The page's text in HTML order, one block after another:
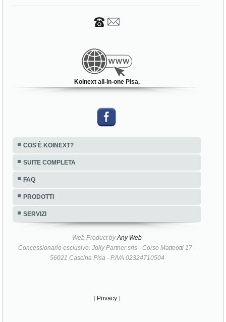
Koinext all-in-one Pisa,
COS'È KOINEXT?
SUITE COMPLETA
FAQ
PRODOTTI
SERVIZI
Web Product byAny Web
Concessionario esclusivo: Jolly Partner srls - Corso Matteotti 17 -
56021 Cascina Pisa - P.IVA 02324710504
[ Privacy ]